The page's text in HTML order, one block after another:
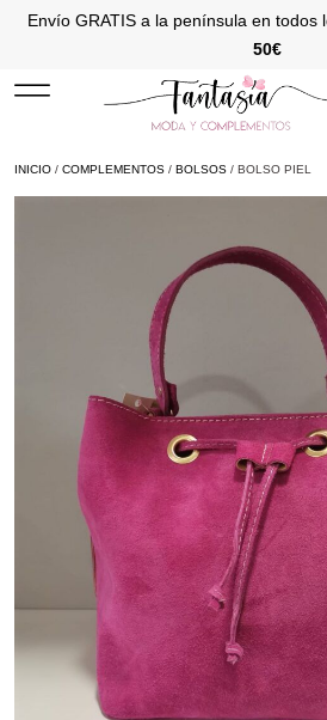
Envío GRATIS a la península en todos
50€
INICIO / COMPLEMENTOS / BOLSOS / BOLSO PIEL